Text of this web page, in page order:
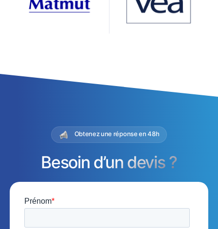
Obtenez une réponse en 48h
Besoin d’un devis ?